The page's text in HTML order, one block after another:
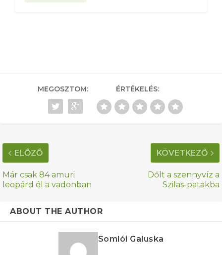
MEGOSZTOM: ÉRTÉKELÉS:
ELŐZŐ
Már csak 84 amuri
leopárd él a vadonban
KÖVETKEZŐ
Dőlt a szennyvíz a
Szilas-patakba
ABOUT THE AUTHOR
Somlói Galuska